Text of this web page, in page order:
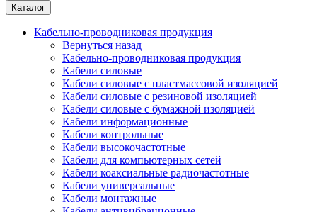
Каталог
Кабельно-проводниковая продукция
Вернуться назад
Кабельно-проводниковая продукция
Кабели силовые
Кабели силовые с пластмассовой изоляцией
Кабели силовые с резиновой изоляцией
Кабели силовые с бумажной изоляцией
Кабели информационные
Кабели контрольные
Кабели высокочастотные
Кабели для компьютерных сетей
Кабели коаксиальные радиочастотные
Кабели универсальные
Кабели монтажные